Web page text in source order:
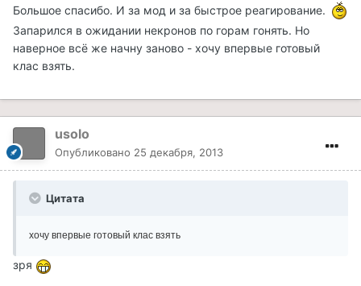
Большое спасибо. И за мод и за быстрое реагирование.
Запарился в ожидании некронов по горам гонять. Но
наверное всё же начну заново - хочу впервые готовый
клас взять.
usolo
Опубликовано 25 декабря, 2013
Цитата
хочу впервые готовый клас взять
зря